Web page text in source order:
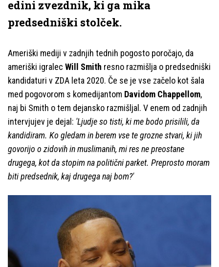
edini zvezdnik, ki ga mika
predsedniški stolček.
Ameriški mediji v zadnjih tednih pogosto poročajo, da
ameriški igralec Will Smith resno razmišlja o predsedniški
kandidaturi v ZDA leta 2020. Če se je vse začelo kot šala
med pogovorom s komedijantom Davidom Chappellom,
naj bi Smith o tem dejansko razmišljal. V enem od zadnjih
intervjujev je dejal: 'Ljudje so tisti, ki me bodo prisilili, da
kandidiram. Ko gledam in berem vse te grozne stvari, ki jih
govorijo o zidovih in muslimanih, mi res ne preostane
drugega, kot da stopim na politični parket. Preprosto moram
biti predsednik, kaj drugega naj bom?'